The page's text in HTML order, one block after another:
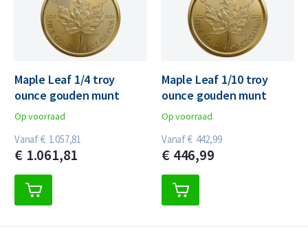
Maple Leaf 1/4 troy
ounce gouden munt
Op voorraad
€ 1.061,81
Vanaf€ 1.057,81
Maple Leaf 1/10 troy
ounce gouden munt
Op voorraad
€ 446,99
Vanaf€ 442,99